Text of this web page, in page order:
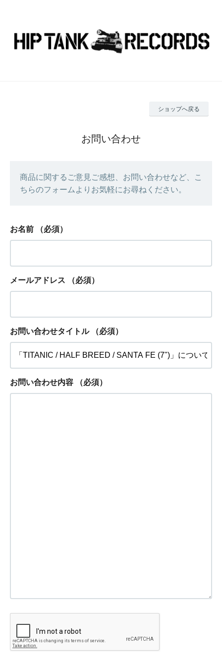
ショップへ戻る
お問い合わせ
商品に関するご意見ご感想、お問い合わせなど、こ
ちらのフォームよりお気軽にお尋ねください。
お名前 （必須）
メールアドレス （必須）
お問い合わせタイトル （必須）
お問い合わせ内容 （必須）